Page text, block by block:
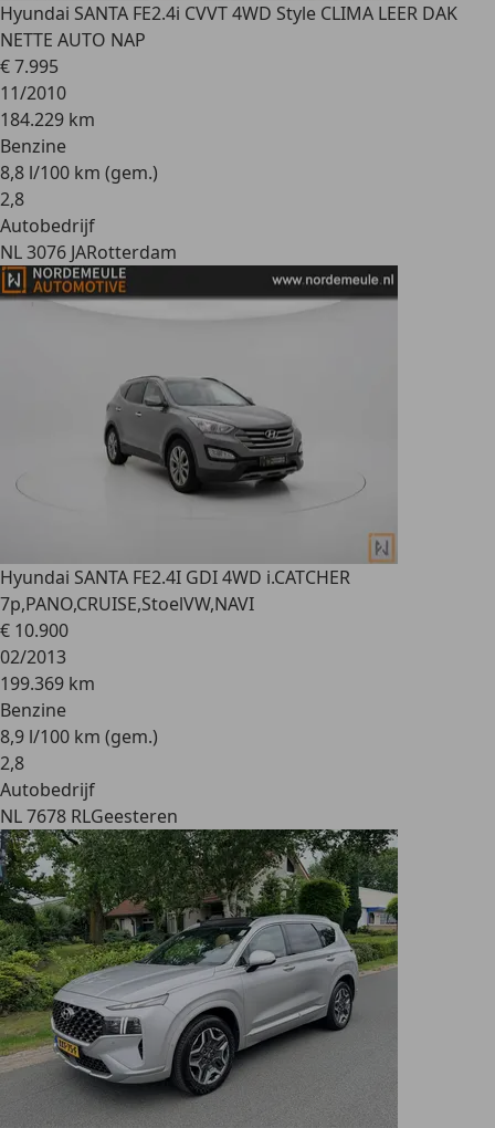
Hyundai SANTA FE2.4i CVVT 4WD Style CLIMA LEER DAK
NETTE AUTO NAP
€ 7.995
11/2010
184.229 km
Benzine
8,8 l/100 km (gem.)
2,8
Autobedrijf
NL 3076 JARotterdam
Hyundai SANTA FE2.4I GDI 4WD i.CATCHER
7p,PANO,CRUISE,StoelVW,NAVI
€ 10.900
02/2013
199.369 km
Benzine
8,9 l/100 km (gem.)
2,8
Autobedrijf
NL 7678 RLGeesteren